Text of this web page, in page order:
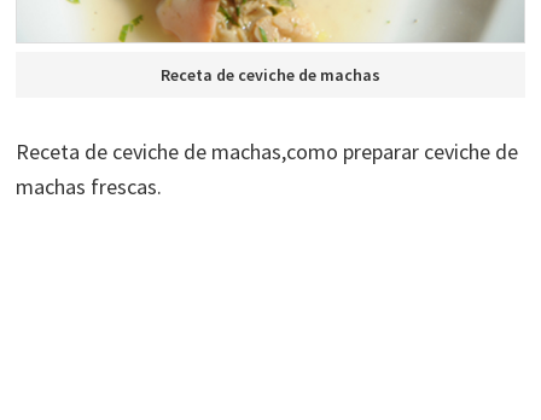
Receta de ceviche de machas
Receta de ceviche de machas,como preparar ceviche de
machas frescas.